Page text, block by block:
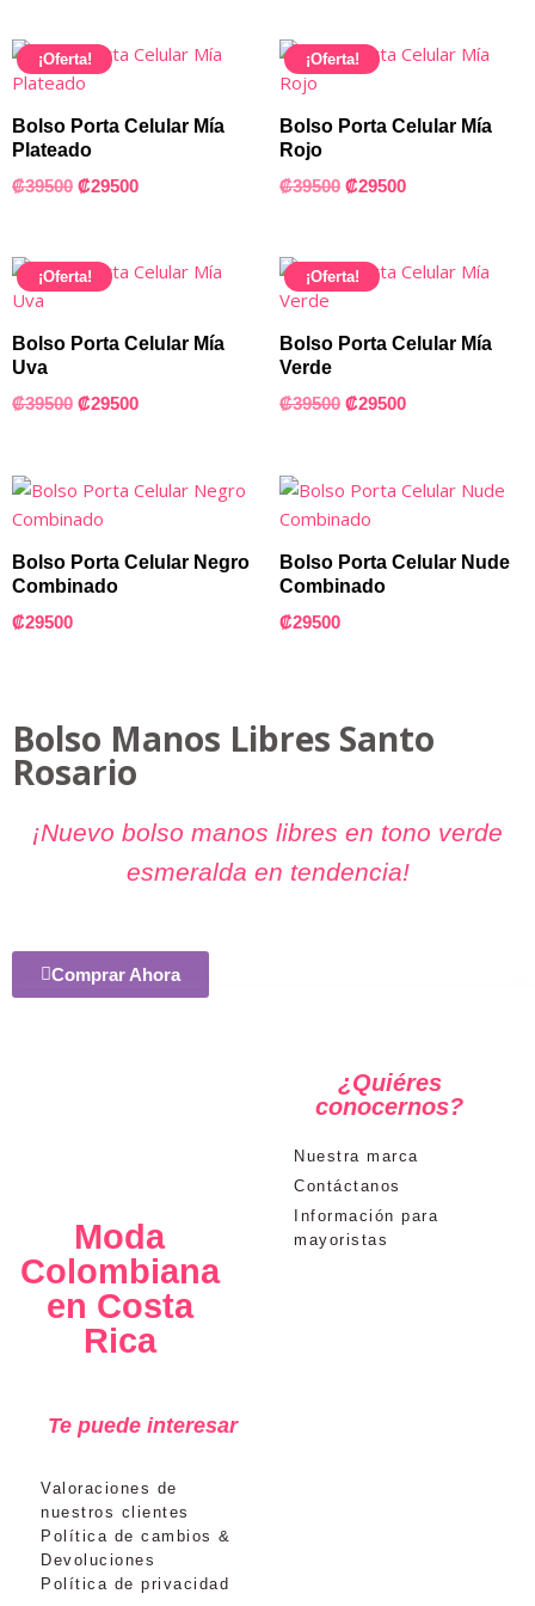
¡Oferta!
Bolso Porta Celular Mía
Plateado
₡39500 ₡29500
¡Oferta!
Bolso Porta Celular Mía
Rojo
₡39500 ₡29500
¡Oferta!
Bolso Porta Celular Mía
Uva
₡39500 ₡29500
¡Oferta!
Bolso Porta Celular Mía
Verde
₡39500 ₡29500
Bolso Porta Celular Negro
Combinado
₡29500
Bolso Porta Celular Nude
Combinado
₡29500
Bolso Manos Libres Santo
Rosario
¡Nuevo bolso manos libres en tono verde
esmeralda en tendencia!
Comprar Ahora
Moda
Colombiana
en Costa
Rica
¿Quiéres
conocernos?
Nuestra marca
Contáctanos
Información para
mayoristas
Te puede interesar
Valoraciones de
nuestros clientes
Política de cambios &
Devoluciones
Política de privacidad